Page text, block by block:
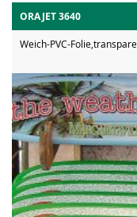
ORAJET 3640
Weich-PVC-